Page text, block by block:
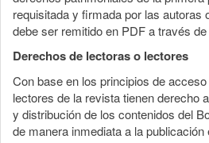
requisitada y firmada por las autoras
debe ser remitido en PDF a través
Derechos de lectoras o lectores
Con base en los principios de
lectores de la revista tienen derecho
y distribución de los contenidos del
de manera inmediata a la publicación